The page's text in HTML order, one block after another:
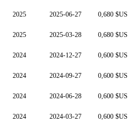
2025 2025-06-27 0,680 $US
2025 2025-03-28 0,680 $US
2024 2024-12-27 0,600 $US
2024 2024-09-27 0,600 $US
2024 2024-06-28 0,600 $US
2024 2024-03-27 0,600 $US